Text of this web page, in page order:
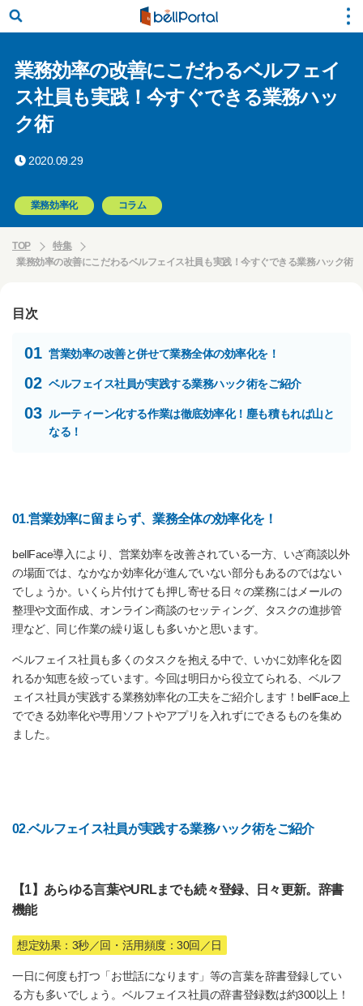
業務効率の改善にこだわるベルフェイ
ス社員も実践！今すぐできる業務ハッ
ク術
2020.09.29
業務効率化 コラム
TOP
特集
業務効率の改善にこだわるベルフェイス社員も実践！今すぐできる業務ハック術
目次
01 営業効率の改善と併せて業務全体の効率化を！
02 ベルフェイス社員が実践する業務ハック術をご紹介
03
ルーティーン化する作業は徹底効率化！塵も積もれば山と
なる！
01.営業効率に留まらず、業務全体の効率化を！
bellFace導入により、営業効率を改善されている一方、いざ商談以外
の場面では、なかなか効率化が進んでいない部分もあるのではない
でしょうか。いくら片付けても押し寄せる日々の業務にはメールの
整理や文面作成、オンライン商談のセッティング、タスクの進捗管
理など、同じ作業の繰り返しも多いかと思います。
ベルフェイス社員も多くのタスクを抱える中で、いかに効率化を図
れるか知恵を絞っています。今回は明日から役立てられる、ベルフ
ェイス社員が実践する業務効率化の工夫をご紹介します！bellFace上
でできる効率化や専用ソフトやアプリを入れずにできるものを集め
ました。
02.ベルフェイス社員が実践する業務ハック術をご紹介
【1】あらゆる言葉やURLまでも続々登録、日々更新。辞書
機能
想定効果：3秒／回・活用頻度：30回／日
一日に何度も打つ「お世話になります」等の言葉を辞書登録してい
る方も多いでしょう。ベルフェイス社員の辞書登録数は約300以上！